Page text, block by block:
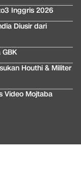
Inggris 2026
Diusir dari
Houthi & Militer
Video Mojtaba